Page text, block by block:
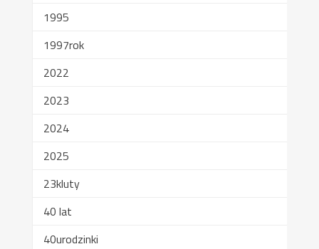
1995
1997rok
2022
2023
2024
2025
23kluty
40 lat
40urodzinki